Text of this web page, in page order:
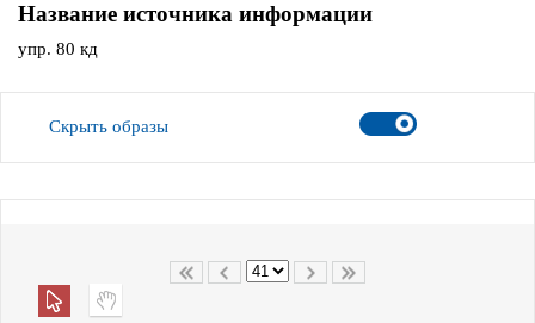
Название источника информации
упр. 80 кд
Скрыть образы